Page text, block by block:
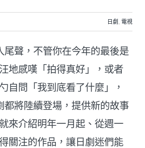
日劇 電視
尾聲，不管你在今年的最後是
地感嘆「拍得真好」，或者
自問「我到底看了什麼」，
都將陸續登場，提供新的故事
來介紹明年一月起、從週一
關注的作品，讓日劇迷們能